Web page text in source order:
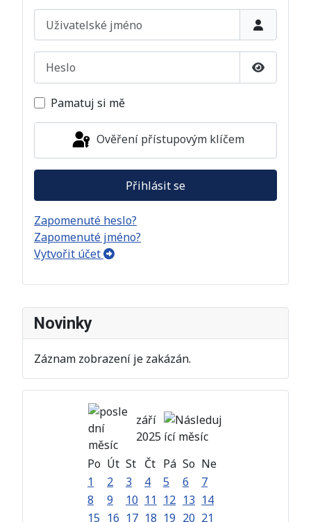
Novinky
Záznam zobrazení je zakázán.
září
2025
Po Út St Čt Pá So Ne
1
2 3 4 5 6
7
8
9 10 11 12 13 14
15 16 17 18 19 20 21
Uživatelské jméno
Zobrazit
Pamatuj si mě
Ověření přístupovým klíčem
Přihlásit se
Zapomenuté heslo?
Zapomenuté jméno?
Vytvořit účet